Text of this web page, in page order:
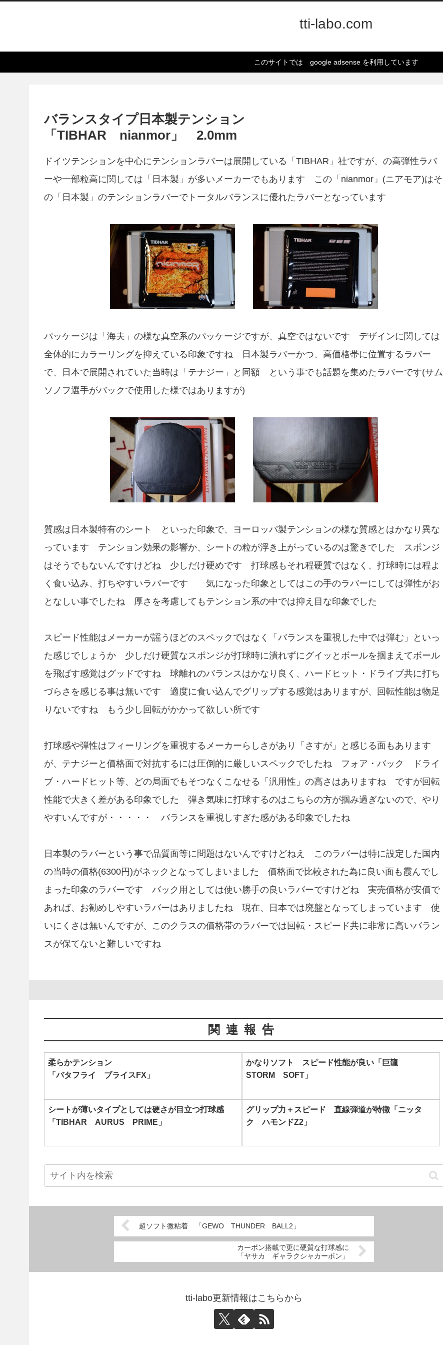
tti-labo.com
このサイトでは google adsense を利用しています
バランスタイプ日本製テンション
「TIBHAR nianmor」 2.0mm
ドイツテンションを中心にテンションラバーは展開している「TIBHAR」社ですが、の高弾性ラバ
ーや一部粒高に関しては「日本製」が多いメーカーでもあります この「nianmor」(ニアモア)はそ
の「日本製」のテンションラバーでトータルバランスに優れたラバーとなっています
パッケージは「海夫」の様な真空系のパッケージですが、真空ではないです デザインに関しては
全体的にカラーリングを抑えている印象ですね 日本製ラバーかつ、高価格帯に位置するラバー
で、日本で展開されていた当時は「テナジー」と同額 という事でも話題を集めたラバーです(サム
ソノフ選手がバックで使用した様ではありますが)
質感は日本製特有のシート といった印象で、ヨーロッパ製テンションの様な質感とはかなり異な
っています テンション効果の影響か、シートの粒が浮き上がっているのは驚きでした スポンジ
はそうでもないんですけどね 少しだけ硬めです 打球感もそれ程硬質ではなく、打球時には程よ
く食い込み、打ちやすいラバーです 気になった印象としてはこの手のラバーにしては弾性がお
となしい事でしたね 厚さを考慮してもテンション系の中では抑え目な印象でした
スピード性能はメーカーが謡うほどのスペックではなく「バランスを重視した中では弾む」といっ
た感じでしょうか 少しだけ硬質なスポンジが打球時に潰れずにグイッとボールを掴まえてボール
を飛ばす感覚はグッドですね 球離れのバランスはかなり良く、ハードヒット・ドライブ共に打ち
づらさを感じる事は無いです 適度に食い込んでグリップする感覚はありますが、回転性能は物足
りないですね もう少し回転がかかって欲しい所です
打球感や弾性はフィーリングを重視するメーカーらしさがあり「さすが」と感じる面もあります
が、テナジーと価格面で対抗するには圧倒的に厳しいスペックでしたね フォア・バック ドライ
ブ・ハードヒット等、どの局面でもそつなくこなせる「汎用性」の高さはありますね ですが回転
性能で大きく差がある印象でした 弾き気味に打球するのはこちらの方が掴み過ぎないので、やり
やすいんですが・・・・・ バランスを重視しすぎた感がある印象でしたね
日本製のラバーという事で品質面等に問題はないんですけどねえ このラバーは特に設定した国内
の当時の価格(6300円)がネックとなってしまいました 価格面で比較された為に良い面も霞んでし
まった印象のラバーです バック用としては使い勝手の良いラバーですけどね 実売価格が安価で
あれば、お勧めしやすいラバーはありましたね 現在、日本では廃盤となってしまっています 使
いにくさは無いんですが、このクラスの価格帯のラバーでは回転・スピード共に非常に高いバラン
スが保てないと難しいですね
関連報告
柔らかテンション
「バタフライ ブライスFX」
かなりソフト スピード性能が良い「巨龍
STORM SOFT」
シートが薄いタイプとしては硬さが目立つ打球感
「TIBHAR AURUS PRIME」
グリップ力＋スピード 直線弾道が特徴「ニッタ
ク ハモンドZ2」
超ソフト微粘着 「GEWO THUNDER BALL2」
カーボン搭載で更に硬質な打球感に
「ヤサカ ギャラクシャカーボン」
tti-labo更新情報はこちらから